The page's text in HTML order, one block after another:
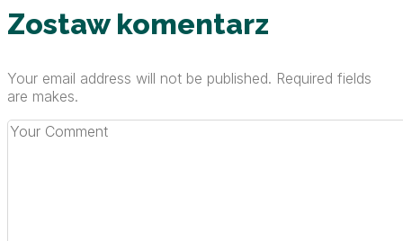
Zostaw komentarz
Your email address will not be published. Required fields
are makes.